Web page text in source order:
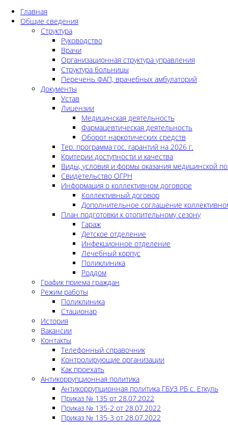
Главная
Общие сведения
Структура
Руководство
Врачи
Организационная структура управления
Структура больницы
Перечень ФАП, врачебных амбулаторий
Документы
Устав
Лицензии
Медицинская деятельность
Фармацевтическая деятельность
Оборот наркотических средств
Тер. программа гос. гарантий на 2026 г.
Критерии доступности и качества
Виды, условия и формы оказания медицинской
Свидетельство ОГРН
Информация о коллективном договоре
Коллективный договор
Дополнительное соглашение
План подготовки к отопительному сезону
Гараж
Детское отделение
Инфекционное отделение
Лечебный корпус
Поликлиника
Роддом
График приема граждан
Режим работы
Поликлиника
Стационар
История
Вакансии
Контакты
Телефонный справочник
Контролирующие организации
Как проехать
Антикоррупционная политика
Антикоррупционная политика ГБУЗ РБ с. Еткуль
Приказ № 135 от 28.07.2022
Приказ № 135-2 от 28.07.2022
Приказ № 135-3 от 28.07.2022